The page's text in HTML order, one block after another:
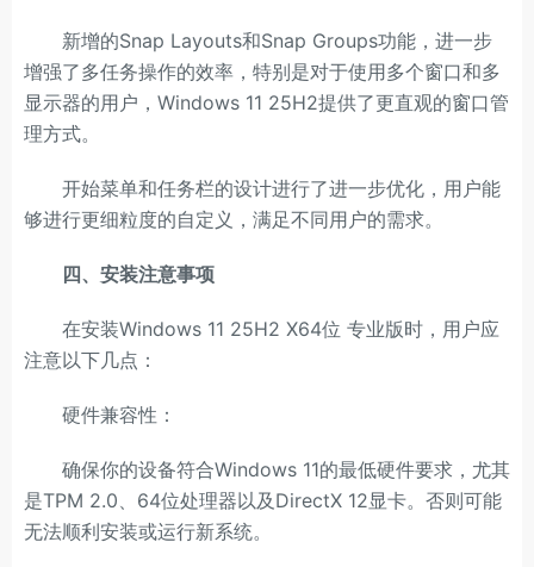
新增的Snap Layouts和Snap Groups功能，进一步
增强了多任务操作的效率，特别是对于使用多个窗口和多
显示器的用户，Windows 11 25H2提供了更直观的窗口管
理方式。
开始菜单和任务栏的设计进行了进一步优化，用户能
够进行更细粒度的自定义，满足不同用户的需求。
四、安装注意事项
在安装Windows 11 25H2 X64位 专业版时，用户应
注意以下几点：
硬件兼容性：
确保你的设备符合Windows 11的最低硬件要求，尤其
是TPM 2.0、64位处理器以及DirectX 12显卡。否则可能
无法顺利安装或运行新系统。